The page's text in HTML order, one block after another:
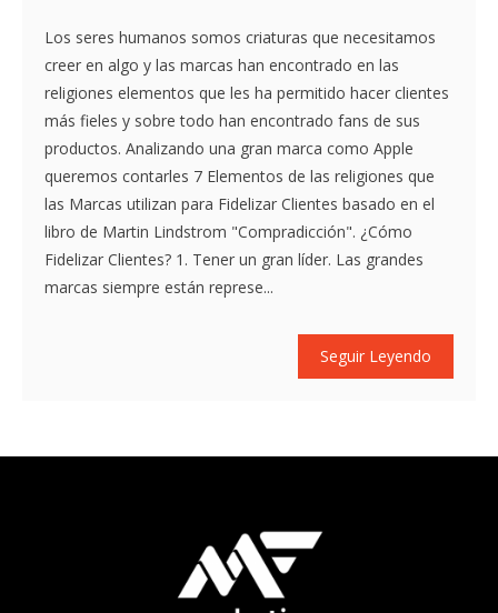
Los seres humanos somos criaturas que necesitamos
creer en algo y las marcas han encontrado en las
religiones elementos que les ha permitido hacer clientes
más fieles y sobre todo han encontrado fans de sus
productos. Analizando una gran marca como Apple
queremos contarles 7 Elementos de las religiones que
las Marcas utilizan para Fidelizar Clientes basado en el
libro de Martin Lindstrom "Compradicción". ¿Cómo
Fidelizar Clientes? 1. Tener un gran líder. Las grandes
marcas siempre están represe...
Seguir Leyendo